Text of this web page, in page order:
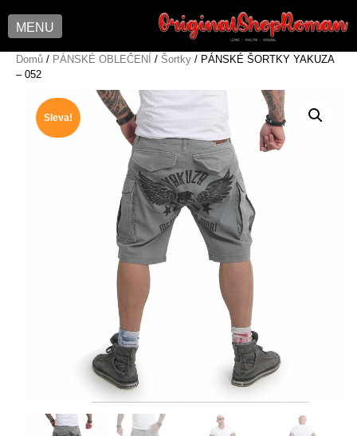
MENU
SkipDomů / PÁNSKÉ OBLEČENÍ / Šortky / PÁNSKÉ ŠORTKY YAKUZA
– 052
Sleva!